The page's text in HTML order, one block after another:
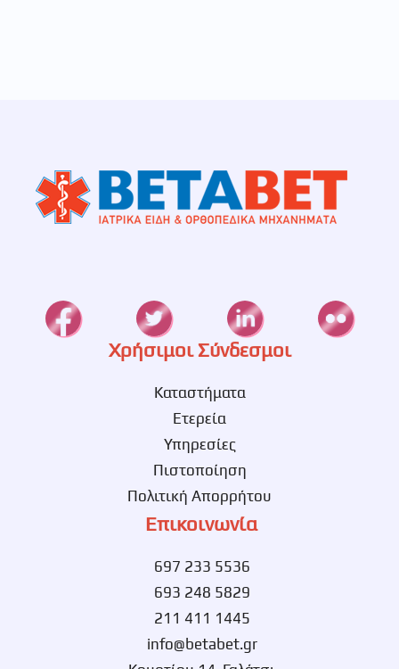
Χρήσιμοι Σύνδεσμοι
Καταστήματα
Ετερεία
Υπηρεσίες
Πιστοποίηση
Πολιτική Απορρήτου
Επικοινωνία
697 233 5536
693 248 5829
211 411 1445
info@betabet.gr